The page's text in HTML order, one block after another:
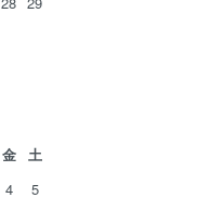
金
土
4
5